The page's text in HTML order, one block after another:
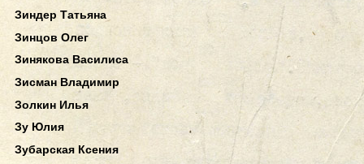
Зиндер Татьяна
Зинцов Олег
Зинякова Василиса
Зисман Владимир
Золкин Илья
Зу Юлия
Зубарская Ксения